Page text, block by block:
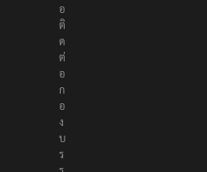
อ
ติ
ด
ต่
อ
ก
อ
ง
บ
ร